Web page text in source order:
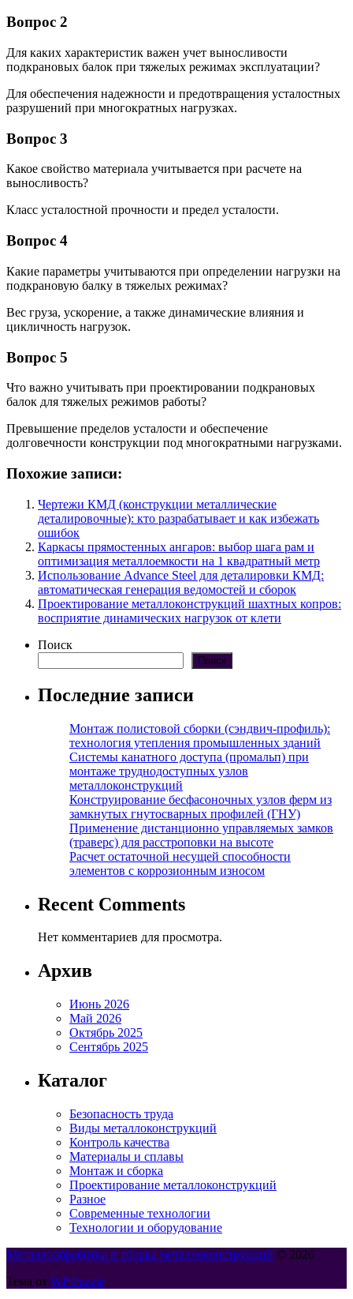
Вопрос 2
Для каких характеристик важен учет выносливости
подкрановых балок при тяжелых режимах эксплуатации?
Для обеспечения надежности и предотвращения усталостных
разрушений при многократных нагрузках.
Вопрос 3
Какое свойство материала учитывается при расчете на
выносливость?
Класс усталостной прочности и предел усталости.
Вопрос 4
Какие параметры учитываются при определении нагрузки на
подкрановую балку в тяжелых режимах?
Вес груза, ускорение, а также динамические влияния и
цикличность нагрузок.
Вопрос 5
Что важно учитывать при проектировании подкрановых
балок для тяжелых режимов работы?
Превышение пределов усталости и обеспечение
долговечности конструкции под многократными нагрузками.
Похожие записи:
Чертежи КМД (конструкции металлические
деталировочные): кто разрабатывает и как избежать
ошибок
Каркасы прямостенных ангаров: выбор шага рам и
оптимизация металлоемкости на 1 квадратный метр
Использование Advance Steel для деталировки КМД:
автоматическая генерация ведомостей и сборок
Проектирование металлоконструкций шахтных копров:
восприятие динамических нагрузок от клети
Поиск
Поиск
Последние записи
Монтаж полистовой сборки (сэндвич-профиль):
технология утепления промышленных зданий
Системы канатного доступа (промальп) при
монтаже труднодоступных узлов
металлоконструкций
Конструирование бесфасоночных узлов ферм из
замкнутых гнутосварных профилей (ГНУ)
Применение дистанционно управляемых замков
(траверс) для расстроповки на высоте
Расчет остаточной несущей способности
элементов с коррозионным износом
Recent Comments
Нет комментариев для просмотра.
Архив
Июнь 2026
Май 2026
Октябрь 2025
Сентябрь 2025
Каталог
Безопасность труда
Виды металлоконструкций
Контроль качества
Материалы и сплавы
Монтаж и сборка
Проектирование металлоконструкций
Разное
Современные технологии
Технологии и оборудование
Металлообработка и сборка металлоконструкций © 2026
Тема от WP Puzzle